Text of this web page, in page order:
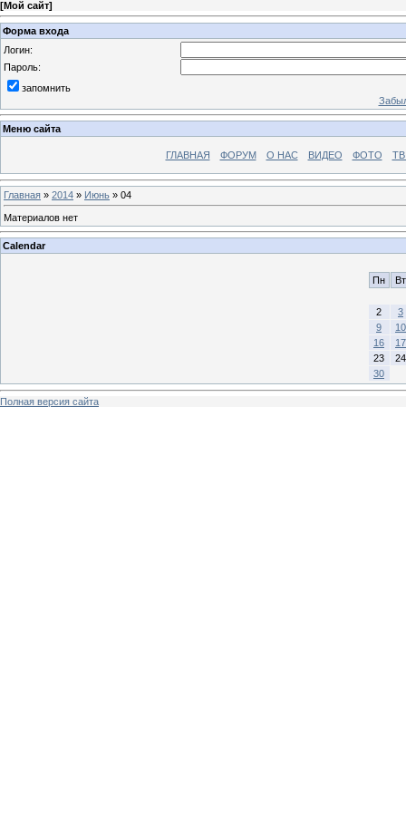
[Мой сайт]
Форма входа
Логин:
Пароль:
запомнить
Меню сайта
ГЛАВНАЯ ФОРУМ О НАС ВИДЕО ФОТО ТВ
Главная » 2014 » Июнь » 04
Материалов нет
Calendar
Пн Вт
2
3
9
10
16
17
23
24
30
Полная версия сайта